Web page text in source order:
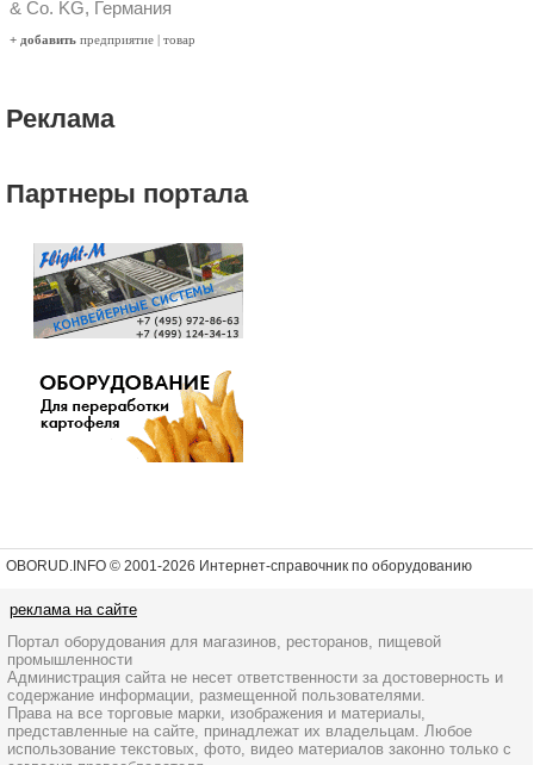
& Co. KG, Германия
+ добавить предприятие | товар
Реклама
Партнеры портала
OBORUD.INFO © 2001-2026 Интернет-справочник по оборудованию
реклама на сайте
Портал оборудования для магазинов, ресторанов, пищевой
промышленности
Администрация сайта не несет ответственности за достоверность и
содержание информации, размещенной пользователями.
Права на все торговые марки, изображения и материалы,
представленные на сайте, принадлежат их владельцам. Любое
использование текстовых, фото, видео материалов законно только с